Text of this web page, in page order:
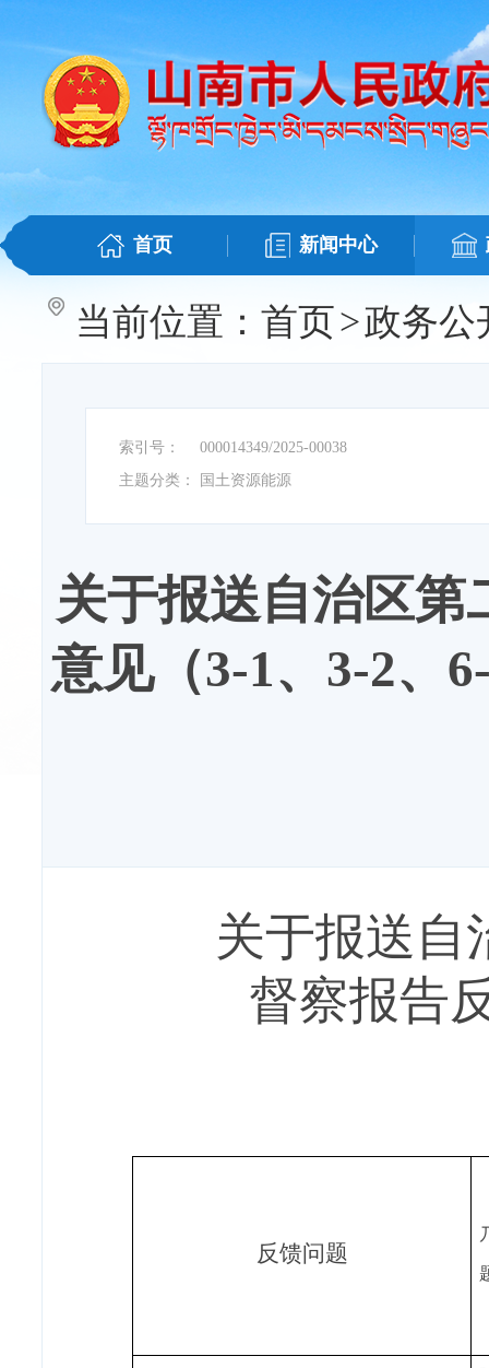
首页 新闻中心
当前位置： 首页>政务公
索引号：
000014349/2025-00038
主题分类：
国土资源能源
关于报送自治区
意见（3-1、3-2、
关于报送自
督察报告
反馈问题